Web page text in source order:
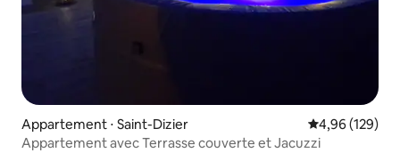
Appartement ⋅ Saint-Dizier Évaluation
4,96 (129)
Appartement avec Terrasse couverte et Jacuzzi